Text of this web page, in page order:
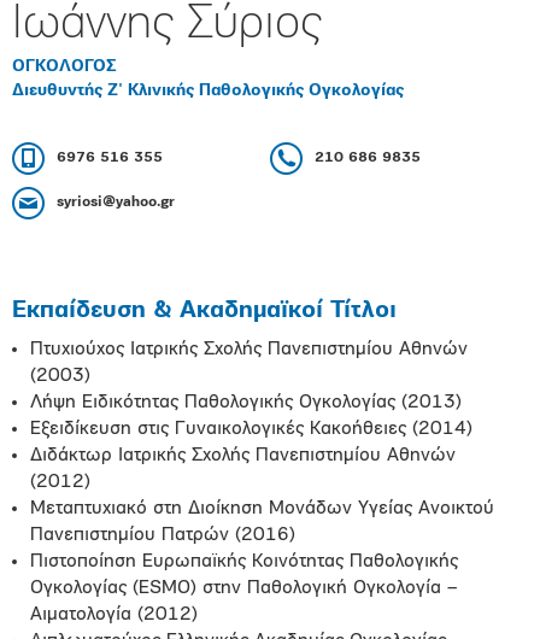
Ιωάννης Σύριος
ΟΓΚΟΛΟΓΟΣ
Διευθυντής Ζ' Κλινικής Παθολογικής Ογκολογίας
6976 516 355 210 686 9835
syriosi@yahoo.gr
Εκπαίδευση & Ακαδημαϊκοί Τίτλοι
Πτυχιούχος Ιατρικής Σχολής Πανεπιστημίου Αθηνών
(2003)
Λήψη Ειδικότητας Παθολογικής Ογκολογίας (2013)
Εξειδίκευση στις Γυναικολογικές Κακοήθειες (2014)
Διδάκτωρ Ιατρικής Σχολής Πανεπιστημίου Αθηνών
(2012)
Μεταπτυχιακό στη Διοίκηση Μονάδων Υγείας Ανοικτού
Πανεπιστημίου Πατρών (2016)
Πιστοποίηση Ευρωπαϊκής Κοινότητας Παθολογικής
Ογκολογίας (ESMO) στην Παθολογική Ογκολογία –
Αιματολογία (2012)